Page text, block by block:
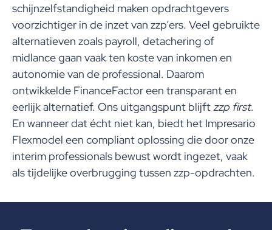
schijnzelfstandigheid maken opdrachtgevers
voorzichtiger in de inzet van zzp’ers. Veel gebruikte
alternatieven zoals payroll, detachering of
midlance gaan vaak ten koste van inkomen en
autonomie van de professional. Daarom
ontwikkelde FinanceFactor een transparant en
eerlijk alternatief. Ons uitgangspunt blijftzzp first.
En wanneer dat écht niet kan, biedt het Impresario
Flexmodel een compliant oplossing die door onze
interim professionals bewust wordt ingezet, vaak
als tijdelijke overbrugging tussen zzp-opdrachten.